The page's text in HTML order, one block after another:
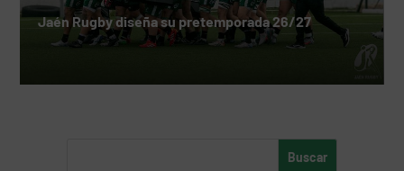
Jaén Rugby diseña su pretemporada 26/27